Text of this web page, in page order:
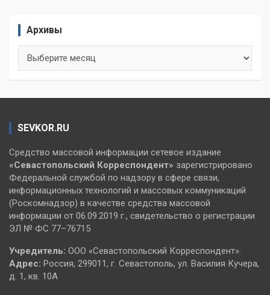
Архивы
SEVKOR.RU
Средство массовой информации сетевое издание
«Севастопольский Корреспондент» зарегистрировано
Федеральной службой по надзору в сфере связи,
информационных технологий и массовых коммуникаций
(Роскомнадзор) в качестве средства массовой
информации от 06.09.2019 г., свидетельство о регистрации
ЭЛ № ФС 77–76715
Учредитель: ООО «Севастопольский Корреспондент».
Адрес: Россия, 299011, г. Севастополь, ул. Василия Кучера,
д. 1, кв. 10А